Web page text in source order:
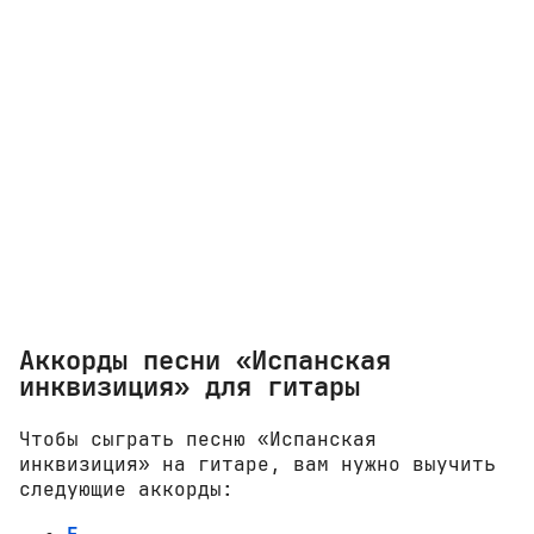
Аккорды песни «Испанская
инквизиция» для гитары
Чтобы сыграть песню «Испанская
инквизиция» на гитаре, вам нужно выучить
следующие аккорды: